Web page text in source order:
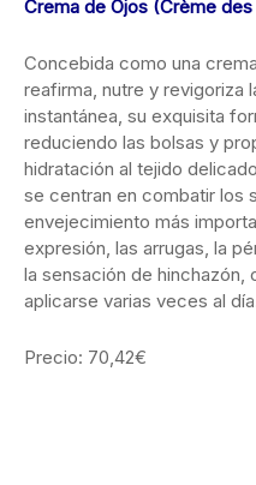
Crema de Ojos (Crème des
Concebida como una
reafirma, nutre y revigoriza
instantánea, su exquisita
reduciendo las bolsas y
hidratación al tejido
se centran en combatir los
envejecimiento más
expresión, las arrugas, la
la sensación de hinchazón,
aplicarse varias veces al
Precio: 70,42€